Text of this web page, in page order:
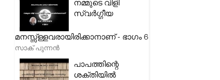
നമ്മുടെ വിളി
സ്വർഗ്ഗീയ
മനസ്സ്ള്ളവരായിരിക്കാനാണ് - ഭാഗം 6
സാക് പുന്നൻ
പാപത്തിന്റെ
ശക്തിയിൽ